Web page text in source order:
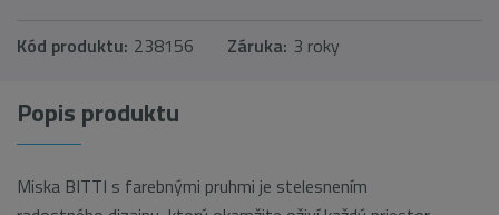
Kód produktu: 238156 Záruka: 3 roky
Popis produktu
Miska BITTI s farebnými pruhmi je stelesnením